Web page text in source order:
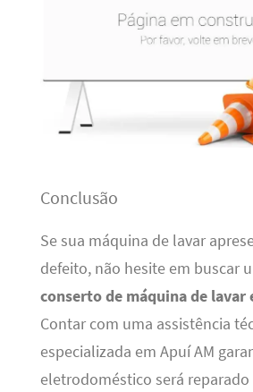
Conclusão
Se sua máquina de lavar
defeito, não hesite em buscar
conserto de máquina de lavar
Contar com uma assistência
especializada em Apuí AM
eletrodoméstico será reparado